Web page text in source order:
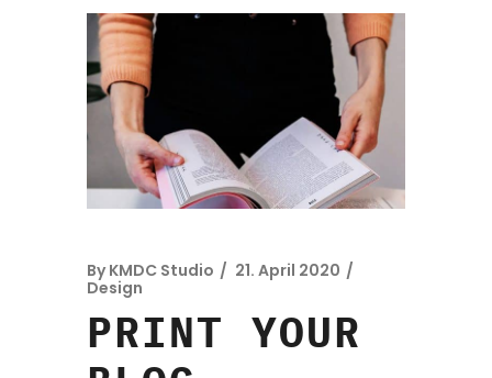
By KMDC Studio
21. April 2020
Design
PRINT YOUR